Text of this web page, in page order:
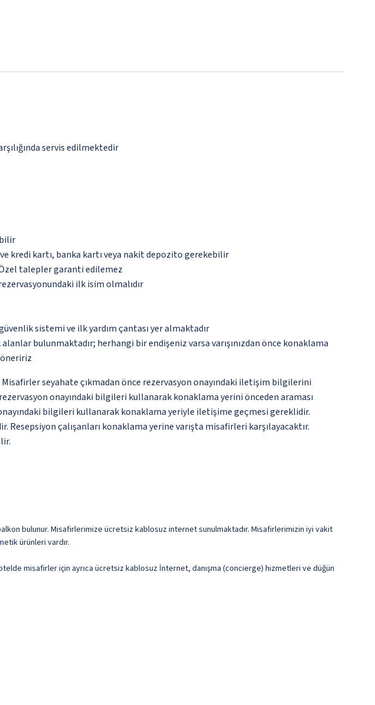
servis edilmektedir
kredi kartı, banka kartı veya nakit depozito gerekebilir
talepler garanti edilemez
ilk isim olmalıdır
sistemi ve ilk yardım çantası yer almaktadır
bulunmaktadır; herhangi bir endişeniz varsa varışınızdan önce konaklama
seyahate çıkmadan önce rezervasyon onayındaki iletişim bilgilerini
onayındaki bilgileri kullanarak konaklama yerini önceden araması
bilgileri kullanarak konaklama yeriyle iletişime geçmesi gereklidir.
çalışanları konaklama yerine varışta misafirleri karşılayacaktır.
bulunur. Misafirlerimize ücretsiz kablosuz internet sunulmaktadır. Misafirlerimizin iyi vakit
ürünleri vardır.
otelde misafirler için ayrıca ücretsiz kablosuz İnternet, danışma (concierge) hizmetleri ve düğün